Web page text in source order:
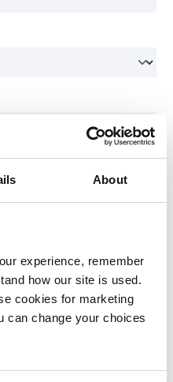
About
experience, remember
how our site is used.
cookies for marketing
can change your choices
geschützt und es gelten die
erklären Sie sich damit
Daten zu
Ihre Einwilligung
per E-Mail.
Newsletter zu erhalten